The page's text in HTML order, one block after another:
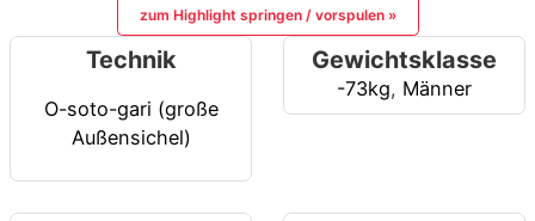
zum Highlight springen / vorspulen »
Technik
O-soto-gari (große
Außensichel)
Gewichtsklasse
-73kg, Männer